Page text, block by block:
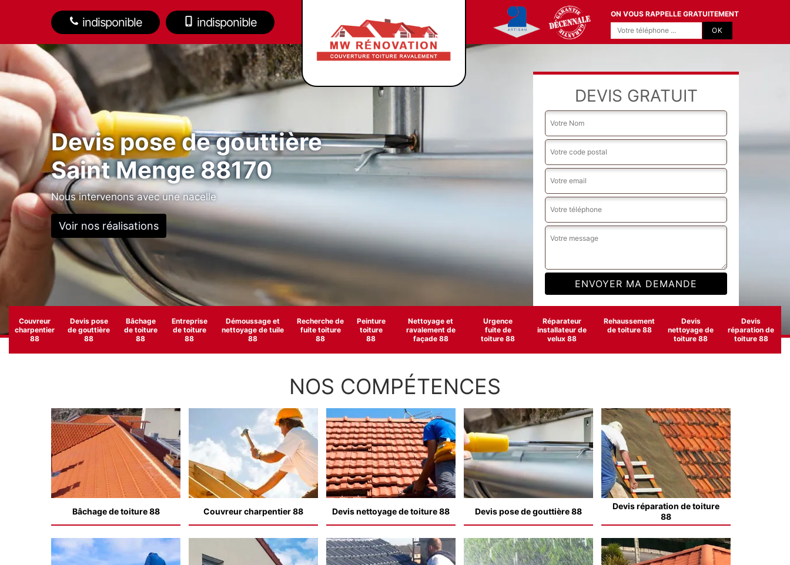
indisponible indisponible
ON VOUS RAPPELLE GRATUITEMENT
Devis pose de gouttière
Saint Menge 88170
Nous intervenons avec une nacelle
Voir nos réalisations
DEVIS GRATUIT
Couvreur
charpentier
88
Devis pose
de gouttière
88
Bâchage
de toiture
88
Entreprise
de toiture
88
Démoussage et
nettoyage de tuile
88
Recherche de
fuite toiture
88
Peinture
toiture
88
Nettoyage et
ravalement de
façade 88
Urgence
fuite de
toiture 88
Réparateur
installateur de
velux 88
Rehaussement
de toiture 88
Devis
nettoyage de
toiture 88
Devis
réparation de
toiture 88
NOS COMPÉTENCES
Bâchage de toiture 88 Couvreur charpentier 88 Devis nettoyage de toiture 88 Devis pose de gouttière 88
Devis réparation de toiture
88